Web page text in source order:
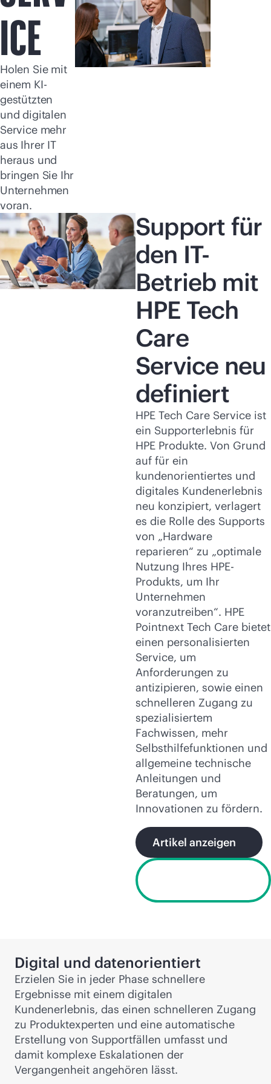
Jetzt kaufen
ICE
Holen Sie mit
einem KI-
gestützten
und digitalen
Service mehr
aus Ihrer IT
heraus und
bringen Sie Ihr
Unternehmen
voran.
Support für
den IT-
Betrieb mit
HPE Tech
Care
Service neu
definiert
HPE Tech Care Service ist
ein Supporterlebnis für
HPE Produkte. Von Grund
auf für ein
kundenorientiertes und
digitales Kundenerlebnis
neu konzipiert, verlagert
es die Rolle des Supports
von „Hardware
reparieren“ zu „optimale
Nutzung Ihres HPE-
Produkts, um Ihr
Unternehmen
voranzutreiben“. HPE
Pointnext Tech Care bietet
einen personalisierten
Service, um
Anforderungen zu
antizipieren, sowie einen
schnelleren Zugang zu
spezialisiertem
Fachwissen, mehr
Selbsthilfefunktionen und
allgemeine technische
Anleitungen und
Beratungen, um
Innovationen zu fördern.
Artikel anzeigen
Digital und datenorientiert
Erzielen Sie in jeder Phase schnellere
Ergebnisse mit einem digitalen
Kundenerlebnis, das einen schnelleren Zugang
zu Produktexperten und eine automatische
Erstellung von Supportfällen umfasst und
damit komplexe Eskalationen der
Vergangenheit angehören lässt.